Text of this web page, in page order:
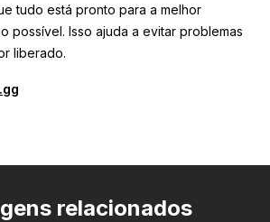
tudo está pronto para a melhor
possível. Isso ajuda a evitar problemas
liberado.
relacionados